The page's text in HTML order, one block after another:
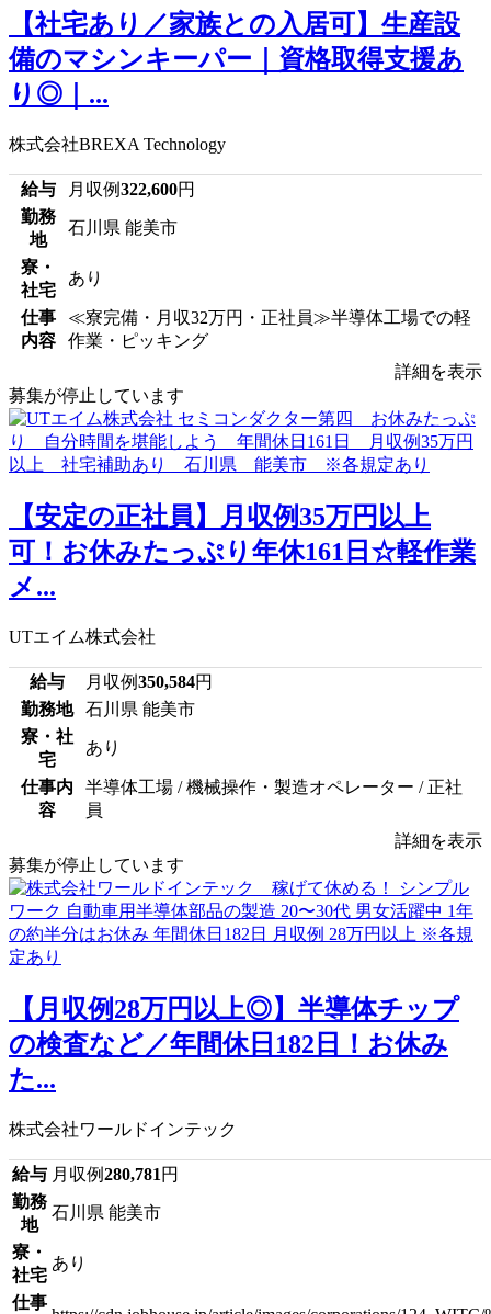
【社宅あり／家族との入居可】生産設
備のマシンキーパー｜資格取得支援あ
り◎｜...
株式会社BREXA Technology
給与 月収例322,600円
勤務
地
石川県 能美市
寮・
社宅
あり
仕事
内容
≪寮完備・月収32万円・正社員≫半導体工場での軽
作業・ピッキング
詳細を表示
募集が停止しています
【安定の正社員】月収例35万円以上
可！お休みたっぷり年休161日☆軽作業
メ...
UTエイム株式会社
給与 月収例350,584円
勤務地
石川県 能美市
寮・社
宅
あり
仕事内
容
半導体工場 / 機械操作・製造オペレーター / 正社
員
詳細を表示
募集が停止しています
【月収例28万円以上◎】半導体チップ
の検査など／年間休日182日！お休み
た...
株式会社ワールドインテック
給与 月収例280,781 円
勤務
地
石川県 能美市
寮・
社宅
あり
仕事